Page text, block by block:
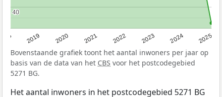
2019 2020 2021 2022 2023 2024 2025
40
40
Bovenstaande grafiek toont het aantal inwoners per jaar op
basis van de data van het CBS voor het postcodegebied
5271 BG.
Het aantal inwoners in het postcodegebied 5271 BG